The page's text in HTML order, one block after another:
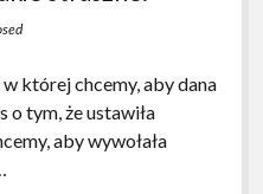
której chcemy, aby dana
o tym, że ustawiła
aby wywołała